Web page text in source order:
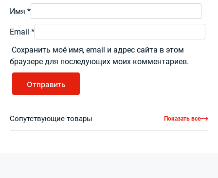
Имя *
Email *
Сохранить моё имя, email и адрес сайта в этом
браузере для последующих моих комментариев.
Сопутствующие товары Показать все